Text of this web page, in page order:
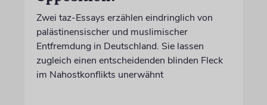
Zwei taz-Essays erzählen eindringlich von
palästinensischer und muslimischer
Entfremdung in Deutschland. Sie lassen
zugleich einen entscheidenden blinden Fleck
im Nahostkonflikts unerwähnt